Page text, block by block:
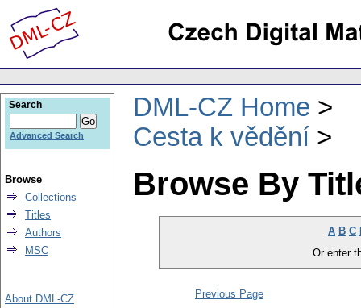
DML-CZ Home
Cesta k vědění
Browse By
A B C
Or enter
Previous Page
Search
Advanced Search
Browse
Collections
Titles
Authors
MSC
About DML-CZ